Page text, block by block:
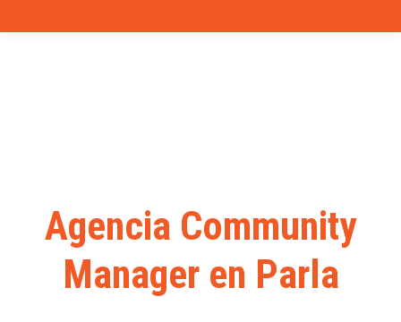
Agencia Community
Manager en Parla